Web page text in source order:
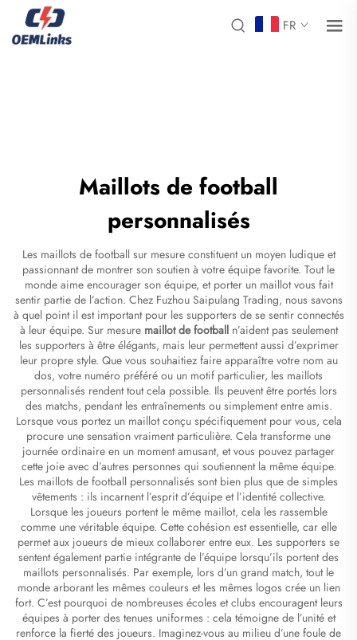
FR
Maillots de football
personnalisés
Les maillots de football sur mesure constituent un moyen ludique et
passionnant de montrer son soutien à votre équipe favorite. Tout le
monde aime encourager son équipe, et porter un maillot vous fait
sentir partie de l’action. Chez Fuzhou Saipulang Trading, nous savons
à quel point il est important pour les supporters de se sentir connectés
à leur équipe. Sur mesure maillot de football n’aident pas seulement
les supporters à être élégants, mais leur permettent aussi d’exprimer
leur propre style. Que vous souhaitiez faire apparaître votre nom au
dos, votre numéro préféré ou un motif particulier, les maillots
personnalisés rendent tout cela possible. Ils peuvent être portés lors
des matchs, pendant les entraînements ou simplement entre amis.
Lorsque vous portez un maillot conçu spécifiquement pour vous, cela
procure une sensation vraiment particulière. Cela transforme une
journée ordinaire en un moment amusant, et vous pouvez partager
cette joie avec d’autres personnes qui soutiennent la même équipe.
Les maillots de football personnalisés sont bien plus que de simples
vêtements : ils incarnent l’esprit d’équipe et l’identité collective.
Lorsque les joueurs portent le même maillot, cela les rassemble
comme une véritable équipe. Cette cohésion est essentielle, car elle
permet aux joueurs de mieux collaborer entre eux. Les supporters se
sentent également partie intégrante de l’équipe lorsqu’ils portent des
maillots personnalisés. Par exemple, lors d’un grand match, tout le
monde arborant les mêmes couleurs et les mêmes logos crée un lien
fort. C’est pourquoi de nombreuses écoles et clubs encouragent leurs
équipes à porter des tenues uniformes : cela témoigne de l’unité et
renforce la fierté des joueurs. Imaginez-vous au milieu d’une foule de